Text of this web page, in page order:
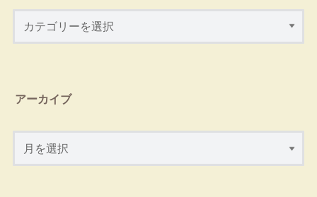
アーカイブ